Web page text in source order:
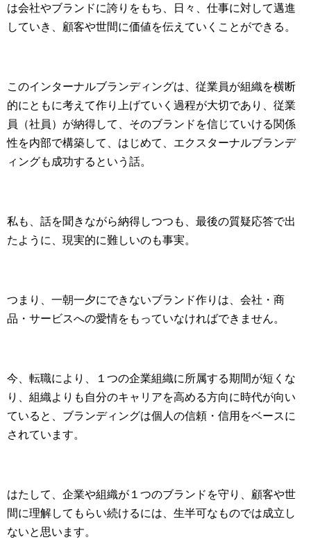
は会社やブランドに誇りをもち、日々、仕事に対して邁進
していき、顧客や世間に価値を伝えていくことができる。
このインターナルブランディングは、従業員が組織を横断
的にともに考えて作り上げていく過程が大切であり、従業
員（社員）が納得して、そのブランドを信じていける関係
性を内部で構築して、はじめて、エクスターナルブランデ
ィングも成功するという話。
私も、話を聞きながら納得しつつも、最後の質疑応答で出
たように、現実的に難しいのも事実。
つまり、一朝一夕にできないブランド作りは、会社・商
品・サービスへの愛情をもっていなければできません。
今、転職により、１つの企業組織に所属する期間が短くな
り、組織よりも自分のキャリアを高める方向に時代が向い
ていると、ブランディングは個人の信頼・信用をベースに
されています。
はたして、企業や組織が１つのブランドを守り、顧客や世
間に理解してもらい続けるには、生半可なものでは成立し
ないと思います。